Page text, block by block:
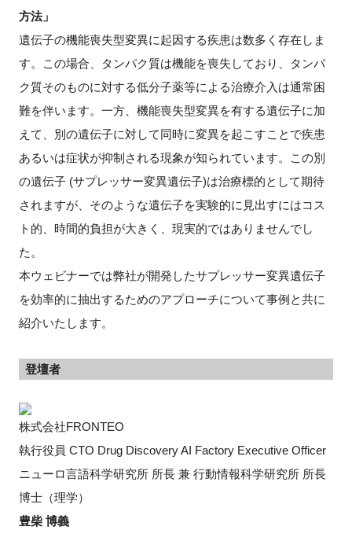
閉じる
方法」
遺伝子の機能喪失型変異に起因する疾患は数多く存在しま
す。この場合、タンパク質は機能を喪失しており、タンパ
ク質そのものに対する低分子薬等による治療介入は通常困
難を伴います。一方、機能喪失型変異を有する遺伝子に加
えて、別の遺伝子に対して同時に変異を起こすことで疾患
あるいは症状が抑制される現象が知られています。この別
の遺伝子 (サプレッサー変異遺伝子)は治療標的として期待
されますが、そのような遺伝子を実験的に見出すにはコス
ト的、時間的負担が大きく、現実的ではありませんでし
た。
本ウェビナーでは弊社が開発したサプレッサー変異遺伝子
を効率的に抽出するためのアプローチについて事例と共に
紹介いたします。
登壇者
株式会社FRONTEO
執行役員 CTO Drug Discovery AI Factory Executive Officer
ニューロ言語科学研究所 所長 兼 行動情報科学研究所 所長
博士（理学）
豊柴 博義